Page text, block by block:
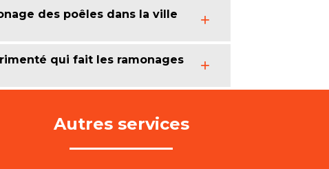
des poêles dans la ville
qui fait les ramonages
Autres services